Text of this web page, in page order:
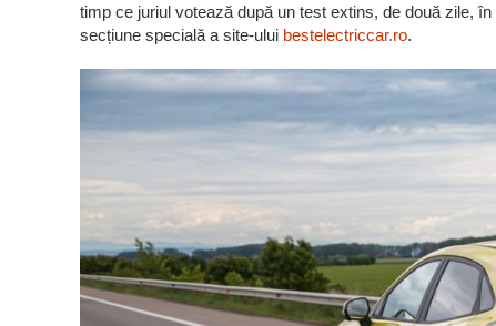
timp ce juriul votează după un test extins, de două zile,
secțiune specială a site-ului bestelectriccar.ro.